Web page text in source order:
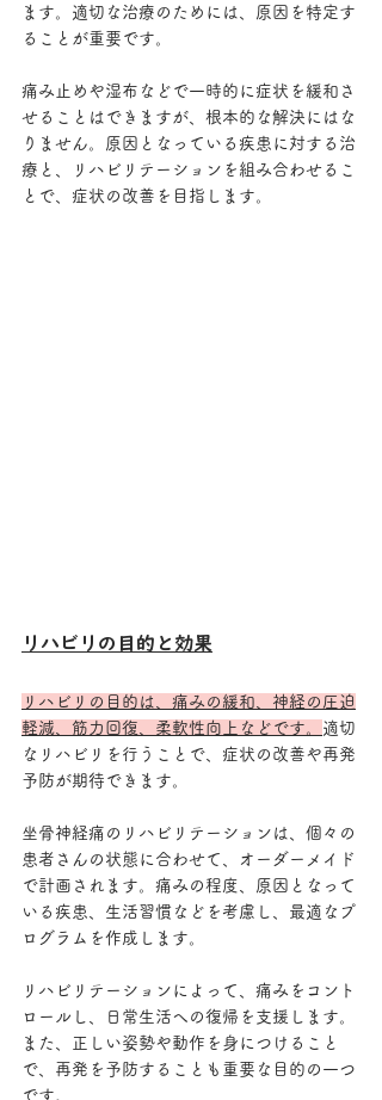
ます。適切な治療のためには、原因を特定す
ることが重要です。
痛み止めや湿布などで一時的に症状を緩和さ
せることはできますが、根本的な解決にはな
りません。原因となっている疾患に対する治
療と、リハビリテーションを組み合わせるこ
とで、症状の改善を目指します。
リハビリの目的と効果
リハビリの目的は、痛みの緩和、神経の圧迫
軽減、筋力回復、柔軟性向上などです。 適切
なリハビリを行うことで、症状の改善や再発
予防が期待できます。
坐骨神経痛のリハビリテーションは、個々の
患者さんの状態に合わせて、オーダーメイド
で計画されます。痛みの程度、原因となって
いる疾患、生活習慣などを考慮し、最適なプ
ログラムを作成します。
リハビリテーションによって、痛みをコント
ロールし、日常生活への復帰を支援します。
また、正しい姿勢や動作を身につけること
で、再発を予防することも重要な目的の一つ
です。